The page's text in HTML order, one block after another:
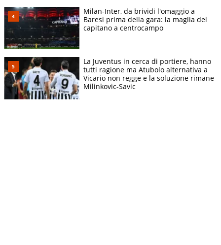
Milan-Inter, da brividi l'omaggio a
Baresi prima della gara: la maglia del
capitano a centrocampo
La Juventus in cerca di portiere, hanno
tutti ragione ma Atubolo alternativa a
Vicario non regge e la soluzione rimane
Milinkovic-Savic